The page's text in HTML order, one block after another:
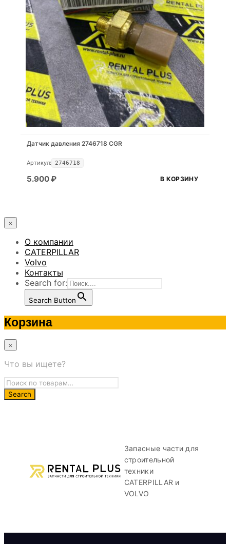
Датчик давления 2746718 CGR
Артикул: 2746718
5.900₽ В КОРЗИНУ
×
О компании
CATERPILLAR
Volvo
Контакты
Search for:
Search Button
Корзина
×
Что вы ищете?
Запасные части для
строительной
техники
CATERPILLAR и
VOLVO